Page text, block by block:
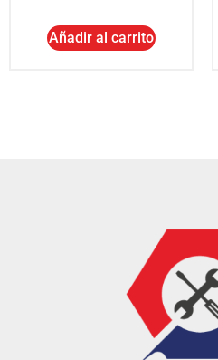
Añadir al carrito